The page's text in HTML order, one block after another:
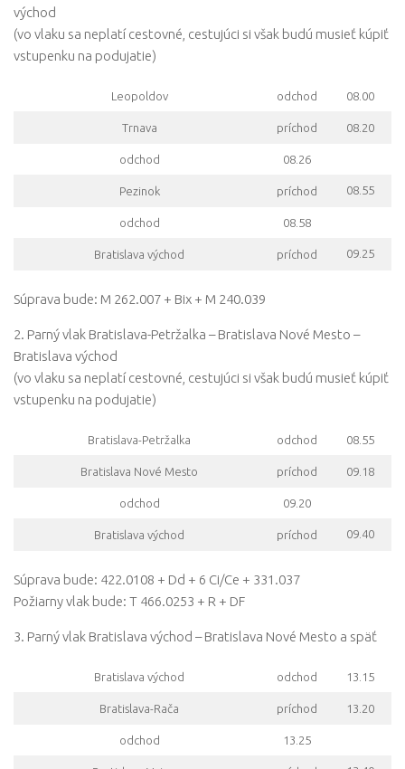
východ
(vo vlaku sa neplatí cestovné, cestujúci si však budú musieť kúpiť
vstupenku na podujatie)
Leopoldov odchod 08.00
Trnava príchod 08.20
odchod 08.26
Pezinok príchod 08.55
odchod 08.58
Bratislava východ príchod 09.25
Súprava bude: M 262.007 + Bix + M 240.039
2. Parný vlak Bratislava-Petržalka – Bratislava Nové Mesto –
Bratislava východ
(vo vlaku sa neplatí cestovné, cestujúci si však budú musieť kúpiť
vstupenku na podujatie)
Bratislava-Petržalka odchod 08.55
Bratislava Nové Mesto príchod 09.18
odchod 09.20
Bratislava východ príchod 09.40
Súprava bude: 422.0108 + Dd + 6 Ci/Ce + 331.037
Požiarny vlak bude: T 466.0253 + R + DF
3. Parný vlak Bratislava východ – Bratislava Nové Mesto a späť
Bratislava východ odchod 13.15
Bratislava-Rača príchod 13.20
odchod 13.25